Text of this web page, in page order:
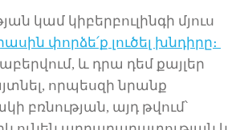
կամ կիբերբուլինգի մյուս
փորձե՛ք լուծել խնդիրը։
և դրա դեմ քայլեր
որպեսզինրանք
բռնության, այդ թվում՝